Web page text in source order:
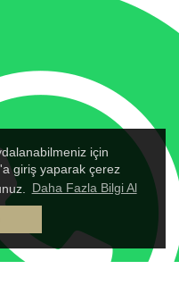
için
giriş yaparak çerez
Daha Fazla Bilgi Al